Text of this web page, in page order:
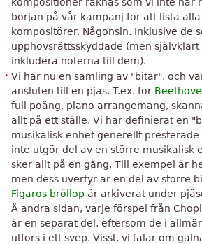
början på vår kampanj för att lista
kompositörer. Någonsin. Inklusive de
upphovsrättsskyddade (men
inkludera noterna till dem).
Vi har nu en samling av "bitar", och
ansluten till en pjäs. T.ex. för
full poäng, piano arrangemang,
allt på ett ställe. Vi har definierat en
musikalisk enhet generellt presterade
inte utgör del av en större musikalisk
sker allt på en gång. Till exempel är
men dess uvertyr är en del av större
Figaros bröllop är arkiverat under
Å andra sidan, varje förspel från
är en separat del, eftersom de i
utförs i ett svep. Visst, vi talar om